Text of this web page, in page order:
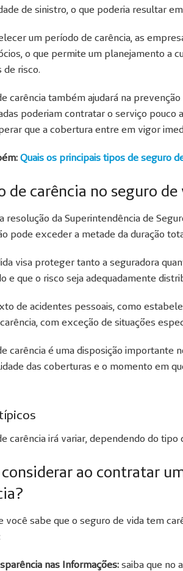
de sinistro, o que poderia resultar
um período de carência, as
o que permite um planejamento a
de risco.
carência também ajudará na
poderiam contratar o serviço pouco
que a cobertura entre em vigor
Quais os principais tipos de seguro
de carência no seguro de
resolução da Superintendência de
pode exceder a metade da duração
visa proteger tanto a seguradora
e que o risco seja adequadamente
de acidentes pessoais, como
com exceção de situações
carência é uma disposição importante
das coberturas e o momento em
carência irá variar, dependendo do
ao contratar
você sabe que o seguro de vida tem
nas Informações: saiba que no